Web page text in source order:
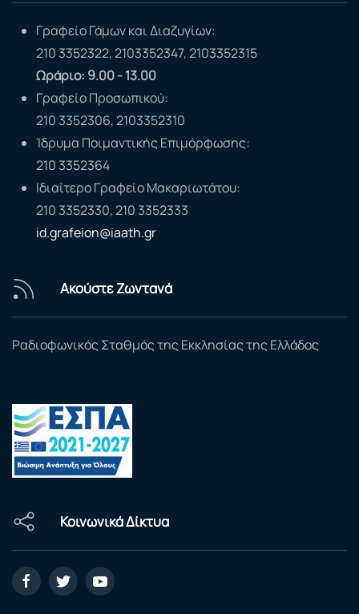
Γραφείο Γάμων και Διαζυγίων:
210 3352322, 2103352347, 2103352315
Ωράριο: 9.00 - 13.00
Γραφείο Προσωπικού:
210 3352306, 2103352310
Ίδρυμα Ποιμαντικής Επιμόρφωσης:
210 3352364
Ιδιαίτερο Γραφείο Μακαριωτάτου:
210 3352330, 210 3352333
id.grafeion@iaath.gr
Ακούστε Ζωντανά
Ραδιοφωνικός Σταθμός της Εκκλησίας της Ελλάδος
Κοινωνικά Δίκτυα